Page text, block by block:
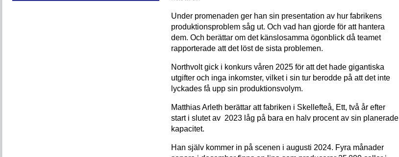
Under promenaden ger han sin presentation av hur fabrikens
produktionsproblem såg ut. Och vad han gjorde för att hantera
dem. Och berättar om det känslosamma ögonblick då teamet
rapporterade att det löst de sista problemen.
Northvolt gick i konkurs våren 2025 för att det hade gigantiska
utgifter och inga inkomster, vilket i sin tur berodde på att det inte
lyckades få upp sin produktionsvolym.
Matthias Arleth berättar att fabriken i Skellefteå, Ett, två år efter
start i slutet av 2023 låg på bara en halv procent av sin planerade
kapacitet.
Han själv kommer in på scenen i augusti 2024. Fyra månader